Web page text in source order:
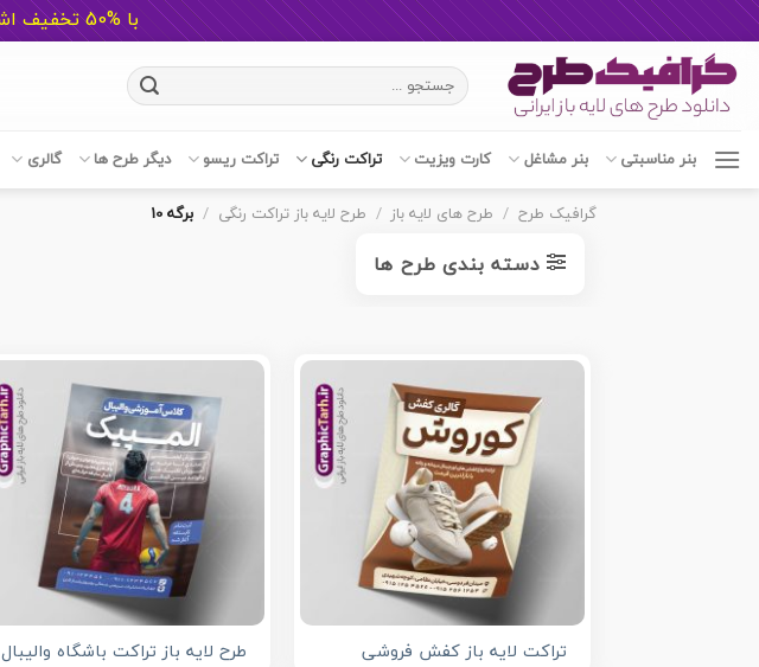
با %50 تخفیف اشتراک بخر
content
جستجو
برای:
بنر مناسبتی بنر مشاغل کارت ویزیت تراکت رنگی تراکت ریسو دیگر طرح ها گالری
گرافیک طرح / طرح های لایه باز / طرح لایه باز تراکت رنگی / برگه 10
دسته بندی طرح ها
تراکت لایه باز کفش فروشی طرح لایه باز تراکت باشگاه والیبال